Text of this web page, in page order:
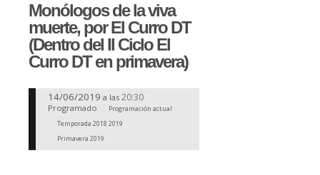
Monólogos de la viva
muerte, por El Curro DT
(Dentro del II Ciclo El
Curro DT en primavera)
14/06/2019 a las 20:30
Programado
Programación actual
Temporada 2018 2019
Primavera 2019